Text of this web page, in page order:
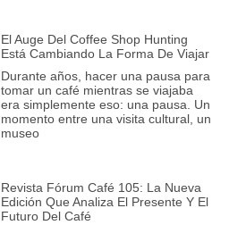
El Auge Del Coffee Shop Hunting
Está Cambiando La Forma De Viajar
Durante años, hacer una pausa para
tomar un café mientras se viajaba
era simplemente eso: una pausa. Un
momento entre una visita cultural, un
museo
Revista Fórum Café 105: La Nueva
Edición Que Analiza El Presente Y El
Futuro Del Café